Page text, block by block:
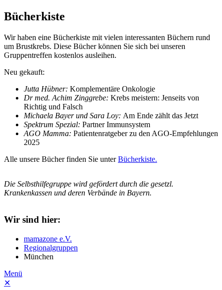
Bücherkiste
Wir haben eine Bücherkiste mit vielen interessanten Büchern rund
um Brustkrebs. Diese Bücher können Sie sich bei unseren
Gruppentreffen kostenlos ausleihen.
Neu gekauft:
Jutta Hübner: Komplementäre Onkologie
Dr med. Achim Zinggrebe: Krebs meistern: Jenseits von
Richtig und Falsch
Michaela Bayer und Sara Loy: Am Ende zählt das Jetzt
Spektrum Spezial: Partner Immunsystem
AGO Mamma: Patientenratgeber zu den AGO-Empfehlungen
2025
Alle unsere Bücher finden Sie unterBücherkiste.
Die Selbsthilfegruppe wird gefördert durch die gesetzl.
Krankenkassen und deren Verbände in Bayern.
Wir sind hier:
mamazone e.V.
Regionalgruppen
München
Menü
✕